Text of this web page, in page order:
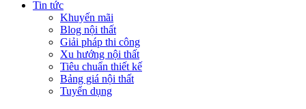
Tin tức
Khuyến mãi
Blog nội thất
Giải pháp thi công
Xu hướng nội thất
Tiêu chuẩn thiết kế
Bảng giá nội thất
Tuyển dụng